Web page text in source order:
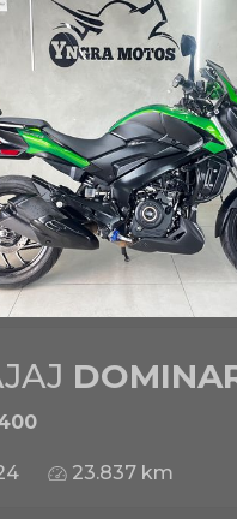
23.837 km